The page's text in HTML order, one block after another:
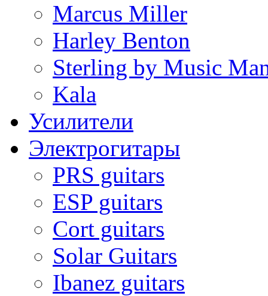
Marcus Miller
Harley Benton
Sterling by Music
Kala
Усилители
Электрогитары
PRS guitars
ESP guitars
Cort guitars
Solar Guitars
Ibanez guitars